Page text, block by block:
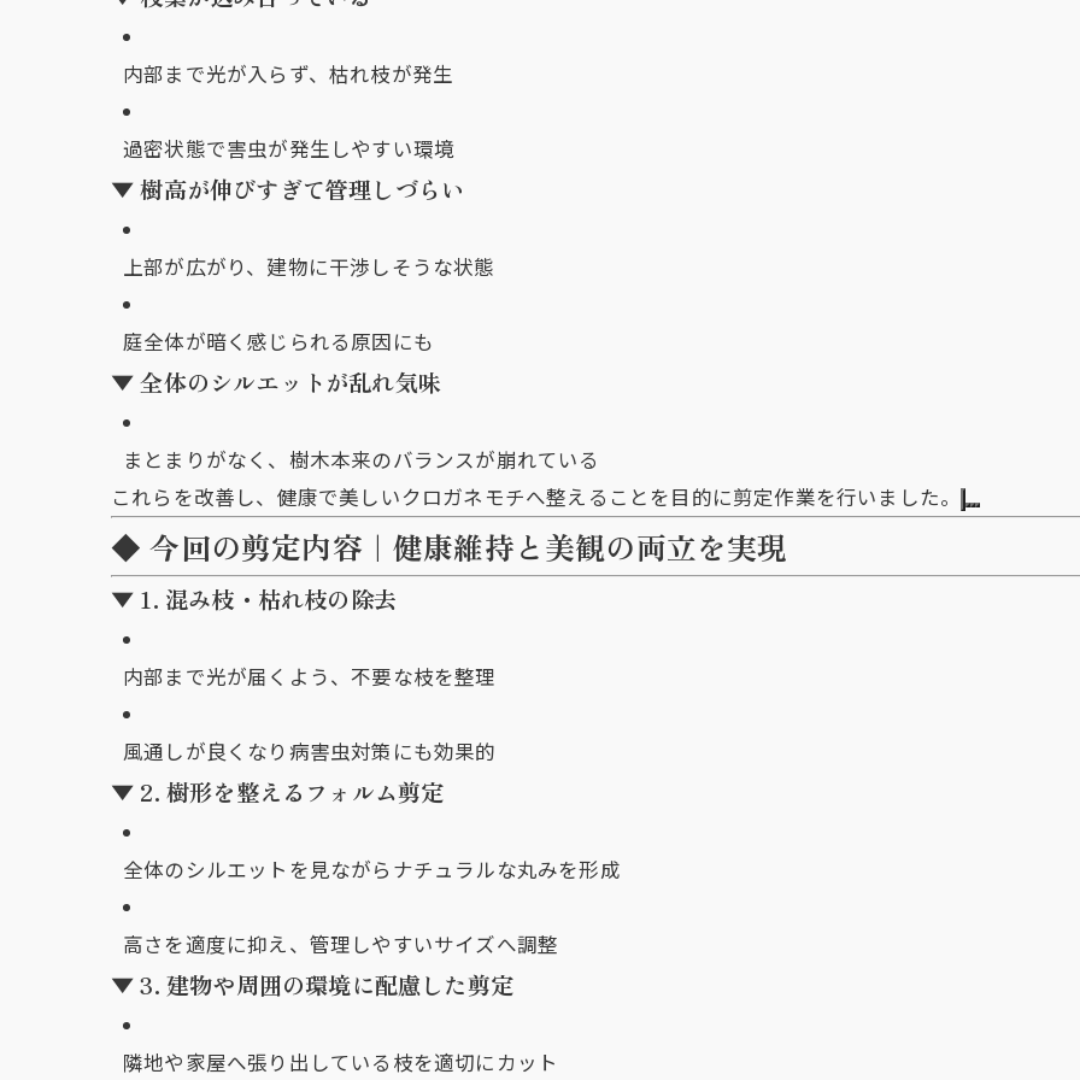
内部まで光が入らず、枯れ枝が発生
過密状態で害虫が発生しやすい環境
▼ 樹高が伸びすぎて管理しづらい
上部が広がり、建物に干渉しそうな状態
庭全体が暗く感じられる原因にも
▼ 全体のシルエットが乱れ気味
まとまりがなく、樹木本来のバランスが崩れている
これらを改善し、健康で美しいクロガネモチへ整えることを目的に剪定作業を行いました。
◆ 今回の剪定内容｜健康維持と美観の両立を実現
▼ 1. 混み枝・枯れ枝の除去
内部まで光が届くよう、不要な枝を整理
風通しが良くなり病害虫対策にも効果的
▼ 2. 樹形を整えるフォルム剪定
全体のシルエットを見ながらナチュラルな丸みを形成
高さを適度に抑え、管理しやすいサイズへ調整
▼ 3. 建物や周囲の環境に配慮した剪定
隣地や家屋へ張り出している枝を適切にカット